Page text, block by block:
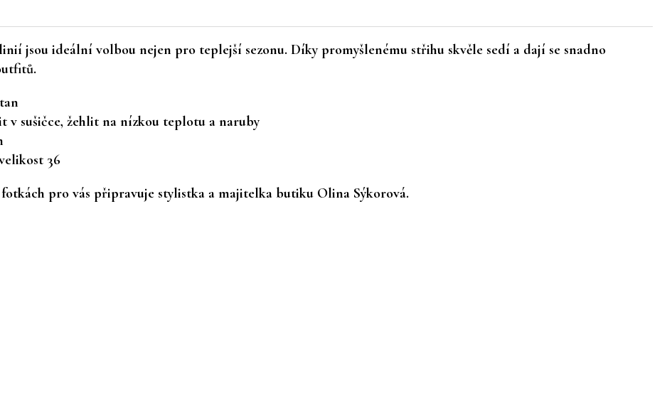
jsou ideální volbou nejen pro teplejší sezonu. Díky promyšlenému střihu skvěle sedí a dají se snadno
v sušičce, žehlit na nízkou teplotu a naruby
36
pro vás připravuje stylistka a majitelka butiku Olina Sýkorová.